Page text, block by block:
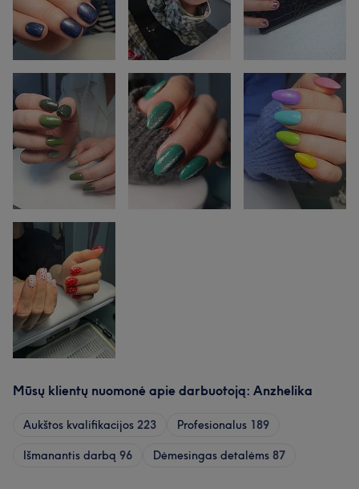
Mūsų klientų nuomonė apie darbuotoją: Anzhelika
Aukštos kvalifikacijos 223 Profesionalus 189
Išmanantis darbą 96 Dėmesingas detalėms 87